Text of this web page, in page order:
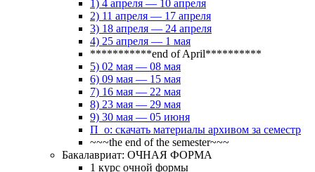
1) 4 апреля — 10 апреля
2) 11 апреля — 17 апреля
3) 18 апреля — 24 апреля
4) 25 апреля — 1 мая
***********end of April**********
5) 02 мая — 08 мая
6) 09 мая — 15 мая
7) 16 мая — 22 мая
8) 23 мая — 29 мая
9) 30 мая — 05 июня
П_о: скачать материалы архивом за семестр
~~~the end of the semester~~~
Бакалавриат: ОЧНАЯ ФОРМА
1 курс очной формы